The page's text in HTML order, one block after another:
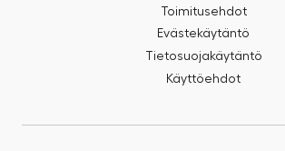
Toimitusehdot
Evästekäytäntö
Tietosuojakäytäntö
Käyttöehdot